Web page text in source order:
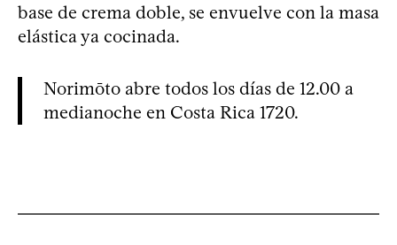
base de crema doble, se envuelve con la masa
elástica ya cocinada.
Norimōto abre todos los días de 12.00 a
medianoche en Costa Rica 1720.